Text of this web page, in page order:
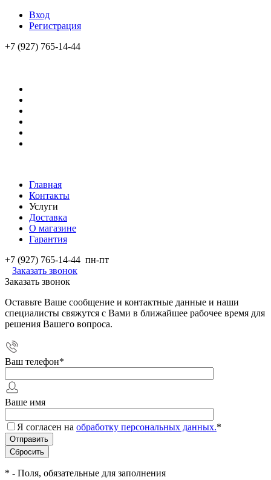
Вход
Регистрация
+7 (927) 765-14-44
Главная
Контакты
Услуги
Доставка
О магазине
Гарантия
+7 (927) 765-14-44 пн-пт
Заказать звонок
Заказать звонок
Оставьте Ваше сообщение и контактные данные и наши
специалисты свяжутся с Вами в ближайшее рабочее время для
решения Вашего вопроса.
Ваш телефон*
Ваше имя
Я согласен на обработку персональных данных.*
* - Поля, обязательные для заполнения